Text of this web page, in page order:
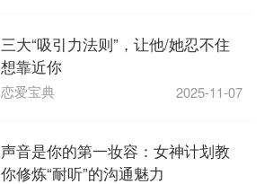
​三大“吸引力法则”，让他/她忍不住
想靠近你
恋爱宝典 2025-11-07
声音是你的第一妆容：女神计划教
你修炼“耐听”的沟通魅力